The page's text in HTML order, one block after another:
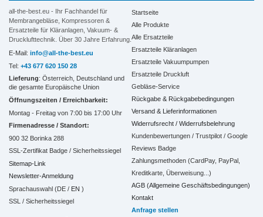
all-the-best.eu - Ihr Fachhandel für
Membrangebläse, Kompressoren &
Ersatzteile für Kläranlagen, Vakuum- &
Drucklufttechnik. Über 30 Jahre Erfahrung.
E-Mail: info@all-the-best.eu
Tel: +43 677 620 150 28
Lieferung: Österreich, Deutschland und
die gesamte Europäische Union
Öffnungszeiten / Erreichbarkeit:
Montag - Freitag von 7:00 bis 17:00 Uhr
Firmenadresse / Standort:
900 32 Borinka 288
SSL-Zertifikat Badge / Sicherheitssiegel
Sitemap-Link
Newsletter-Anmeldung
Sprachauswahl (DE / EN )
SSL / Sicherheitssiegel
Startseite
Alle Produkte
Alle Ersatzteile
Ersatzteile Kläranlagen
Ersatzteile Vakuumpumpen
Ersatzteile Druckluft
Gebläse-Service
Rückgabe & Rückgabebedingungen
Versand & Lieferinformationen
Widerrufsrecht / Widerrufsbelehrung
Kundenbewertungen / Trustpilot / Google
Reviews Badge
Zahlungsmethoden (CardPay, PayPal,
Kreditkarte, Überweisung...)
AGB (Allgemeine Geschäftsbedingungen)
Kontakt
Anfrage stellen